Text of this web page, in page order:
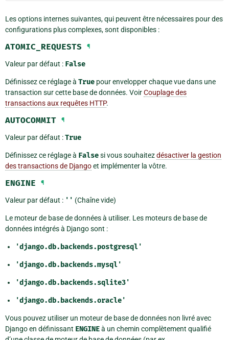
Les options internes suivantes, qui peuvent être nécessaires pour des
configurations plus complexes, sont disponibles :
ATOMIC_REQUESTS ¶
Valeur par défaut : False
Définissez ce réglage à True pour envelopper chaque vue dans une
transaction sur cette base de données. VoirCouplage des
transactions aux requêtes HTTP.
AUTOCOMMIT ¶
Valeur par défaut :True
Définissez ce réglage à Falsesi vous souhaitezdésactiver la gestion
des transactions de Djangoet implémenter la vôtre.
ENGINE ¶
Valeur par défaut : '' (Chaîne vide)
Le moteur de base de données à utiliser. Les moteurs de base de
données intégrés à Django sont :
'django.db.backends.postgresql'
'django.db.backends.mysql'
'django.db.backends.sqlite3'
'django.db.backends.oracle'
Vous pouvez utiliser un moteur de base de données non livré avec
Django en définissant ENGINEà un chemin complètement qualifié